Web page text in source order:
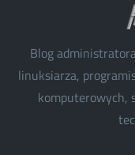
Blog
linuksiarza,
komputerowych,